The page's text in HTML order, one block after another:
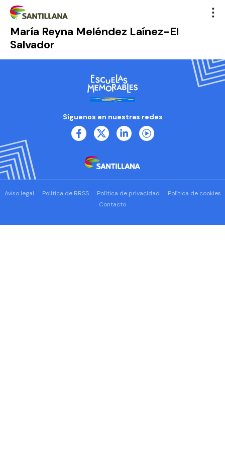
María Reyna Meléndez Laínez-El
Salvador
Síguenos en nuestras redes
Aviso legal Política de RRSS Política de privacidad
Política de cookies
Contacto